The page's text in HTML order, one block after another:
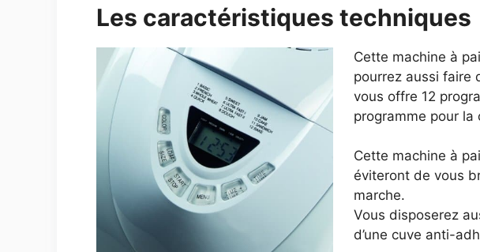
Les caractéristiques techniques
Cette machine à
pourrez aussi faire
vous offre 12
programme pour la
Cette machine à
éviteront de vous
marche.
Vous disposerez
d’une cuve anti-